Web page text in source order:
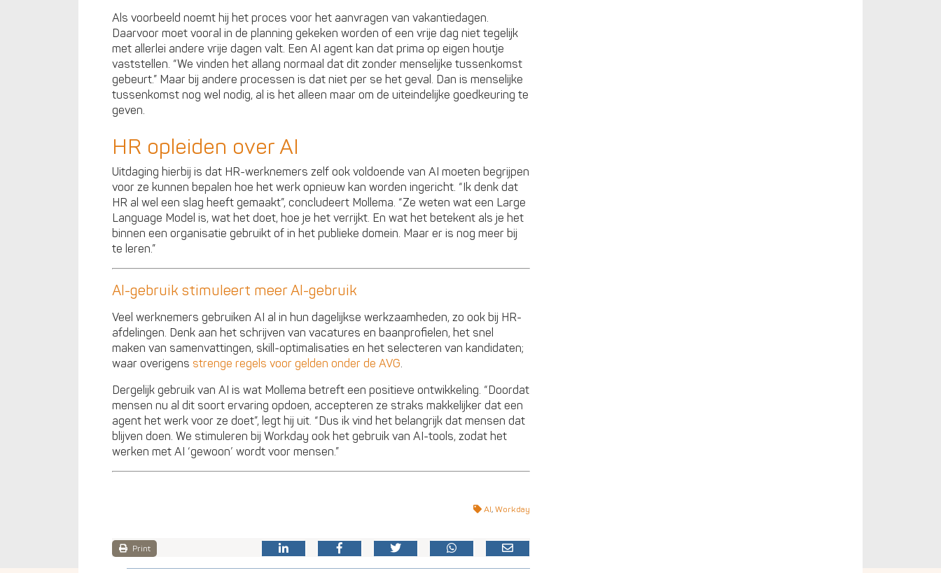
Als voorbeeld noemt hij het proces voor het aanvragen van vakantiedagen.
Daarvoor moet vooral in de planning gekeken worden of een vrije dag niet tegelijk
met allerlei andere vrije dagen valt. Een AI agent kan dat prima op eigen houtje
vaststellen. “We vinden het allang normaal dat dit zonder menselijke tussenkomst
gebeurt.” Maar bij andere processen is dat niet per se het geval. Dan is menselijke
tussenkomst nog wel nodig, al is het alleen maar om de uiteindelijke goedkeuring te
geven.
HR opleiden over AI
Uitdaging hierbij is dat HR-werknemers zelf ook voldoende van AI moeten begrijpen
voor ze kunnen bepalen hoe het werk opnieuw kan worden ingericht. “Ik denk dat
HR al wel een slag heeft gemaakt”, concludeert Mollema. “Ze weten wat een Large
Language Model is, wat het doet, hoe je het verrijkt. En wat het betekent als je het
binnen een organisatie gebruikt of in het publieke domein. Maar er is nog meer bij
te leren.”
AI-gebruik stimuleert meer AI-gebruik
Veel werknemers gebruiken AI al in hun dagelijkse werkzaamheden, zo ook bij HR-
afdelingen. Denk aan het schrijven van vacatures en baanprofielen, het snel
maken van samenvattingen, skill-optimalisaties en het selecteren van kandidaten;
waar overigens strenge regels voor gelden onder de AVG.
Dergelijk gebruik van AI is wat Mollema betreft een positieve ontwikkeling. “Doordat
mensen nu al dit soort ervaring opdoen, accepteren ze straks makkelijker dat een
agent het werk voor ze doet”, legt hij uit. “Dus ik vind het belangrijk dat mensen dat
blijven doen. We stimuleren bij Workday ook het gebruik van AI-tools, zodat het
werken met AI ‘gewoon’ wordt voor mensen.”
AI, Workday
Print